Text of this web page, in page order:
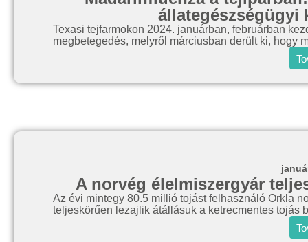
állategészségügyi
Texasi tejfarmokon 2024. januárban, februárban
megbetegedés, melyről márciusban derült ki, hogy
A norvég élelmiszergyár
Az évi mintegy 80.5 millió tojást felhasználó Orkla
teljeskörűen lezajlik átállásuk a ketrecmentes tojás